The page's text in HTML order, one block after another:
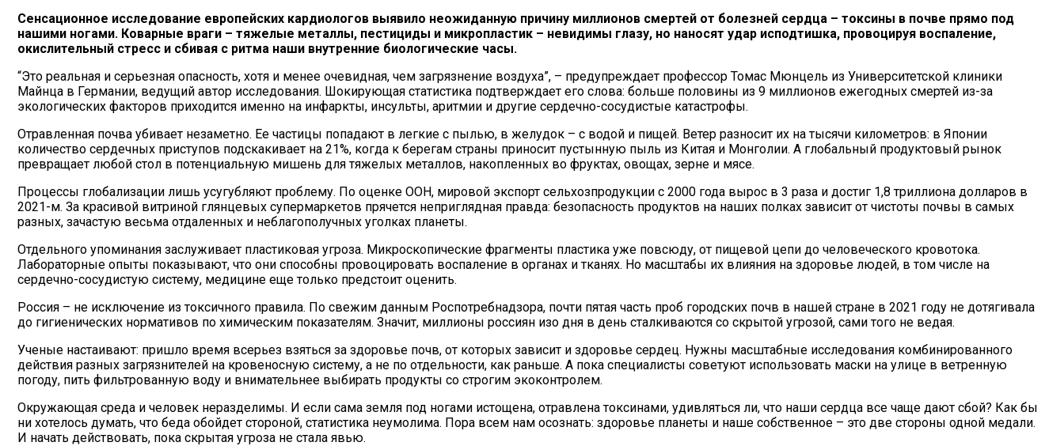
Сенсационное исследование европейских кардиологов выявило неожиданную причину миллионов смертей от болезней сердца – токсины в почве прямо под
нашими ногами. Коварные враги – тяжелые металлы, пестициды и микропластик – невидимы глазу, но наносят удар исподтишка, провоцируя воспаление,
окислительный стресс и сбивая с ритма наши внутренние биологические часы.
“Это реальная и серьезная опасность, хотя и менее очевидная, чем загрязнение воздуха”, – предупреждает профессор Томас Мюнцель из Университетской клиники
Майнца в Германии, ведущий автор исследования. Шокирующая статистика подтверждает его слова: больше половины из 9 миллионов ежегодных смертей из-за
экологических факторов приходится именно на инфаркты, инсульты, аритмии и другие сердечно-сосудистые катастрофы.
Отравленная почва убивает незаметно. Ее частицы попадают в легкие с пылью, в желудок – с водой и пищей. Ветер разносит их на тысячи километров: в Японии
количество сердечных приступов подскакивает на 21%, когда к берегам страны приносит пустынную пыль из Китая и Монголии. А глобальный продуктовый рынок
превращает любой стол в потенциальную мишень для тяжелых металлов, накопленных во фруктах, овощах, зерне и мясе.
Процессы глобализации лишь усугубляют проблему. По оценке ООН, мировой экспорт сельхозпродукции с 2000 года вырос в 3 раза и достиг 1,8 триллиона долларов в
2021-м. За красивой витриной глянцевых супермаркетов прячется неприглядная правда: безопасность продуктов на наших полках зависит от чистоты почвы в самых
разных, зачастую весьма отдаленных и неблагополучных уголках планеты.
Отдельного упоминания заслуживает пластиковая угроза. Микроскопические фрагменты пластика уже повсюду, от пищевой цепи до человеческого кровотока.
Лабораторные опыты показывают, что они способны провоцировать воспаление в органах и тканях. Но масштабы их влияния на здоровье людей, в том числе на
сердечно-сосудистую систему, медицине еще только предстоит оценить.
Россия – не исключение из токсичного правила. По свежим данным Роспотребнадзора, почти пятая часть проб городских почв в нашей стране в 2021 году не дотягивала
до гигиенических нормативов по химическим показателям. Значит, миллионы россиян изо дня в день сталкиваются со скрытой угрозой, сами того не ведая.
Ученые настаивают: пришло время всерьез взяться за здоровье почв, от которых зависит и здоровье сердец. Нужны масштабные исследования комбинированного
действия разных загрязнителей на кровеносную систему, а не по отдельности, как раньше. А пока специалисты советуют использовать маски на улице в ветренную
погоду, пить фильтрованную воду и внимательнее выбирать продукты со строгим экоконтролем.
Окружающая среда и человек неразделимы. И если сама земля под ногами истощена, отравлена токсинами, удивляться ли, что наши сердца все чаще дают сбой? Как бы
ни хотелось думать, что беда обойдет стороной, статистика неумолима. Пора всем нам осознать: здоровье планеты и наше собственное – это две стороны одной медали.
И начать действовать, пока скрытая угроза не стала явью.